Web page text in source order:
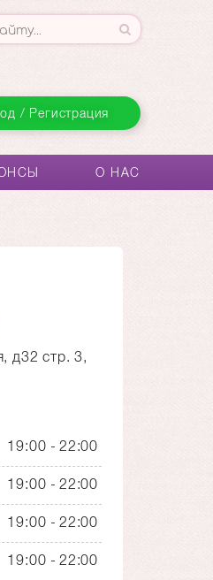
/ Регистрация
О НАС
д32 стр. 3,
19:00 22:00
19:00 22:00
19:00 22:00
19:00 22:00